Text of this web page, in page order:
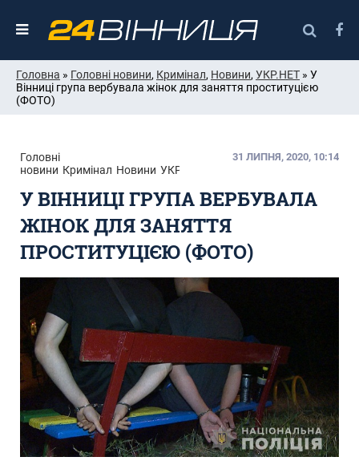
Головна » Головні новини, Кримінал, Новини, УКР.НЕТ » У
Вінниці група вербувала жінок для заняття проституцією
(ФОТО)
Головні
новини Кримінал Новини УКР.НЕТ
31 ЛИПНЯ, 2020, 10:14
У ВІННИЦІ ГРУПА ВЕРБУВАЛА
ЖІНОК ДЛЯ ЗАНЯТТЯ
ПРОСТИТУЦІЄЮ (ФОТО)